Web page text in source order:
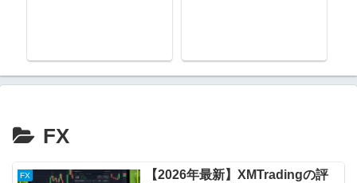
FX
FX
【2026年最新】XMTradingの評